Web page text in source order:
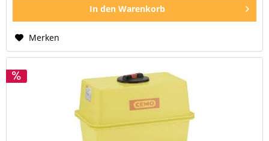
In den Warenkorb
Merken